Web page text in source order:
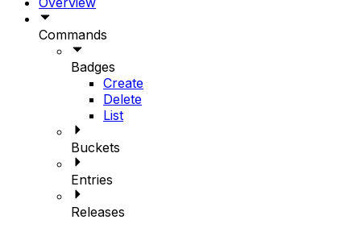
Commands
Badges
Create
Delete
List
Buckets
Entries
Releases